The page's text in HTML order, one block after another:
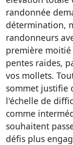
randonnée
détermination,
randonneurs
première
pentes raides,
vos mollets.
sommet justifie
l'échelle de
comme
souhaitent
défis plus